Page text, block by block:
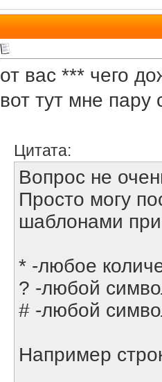
от вас *** чего
вот тут мне пару
Цитата:
Вопрос не
Просто могу
шаблонами
* -любое
? -любой
# -любой
Например